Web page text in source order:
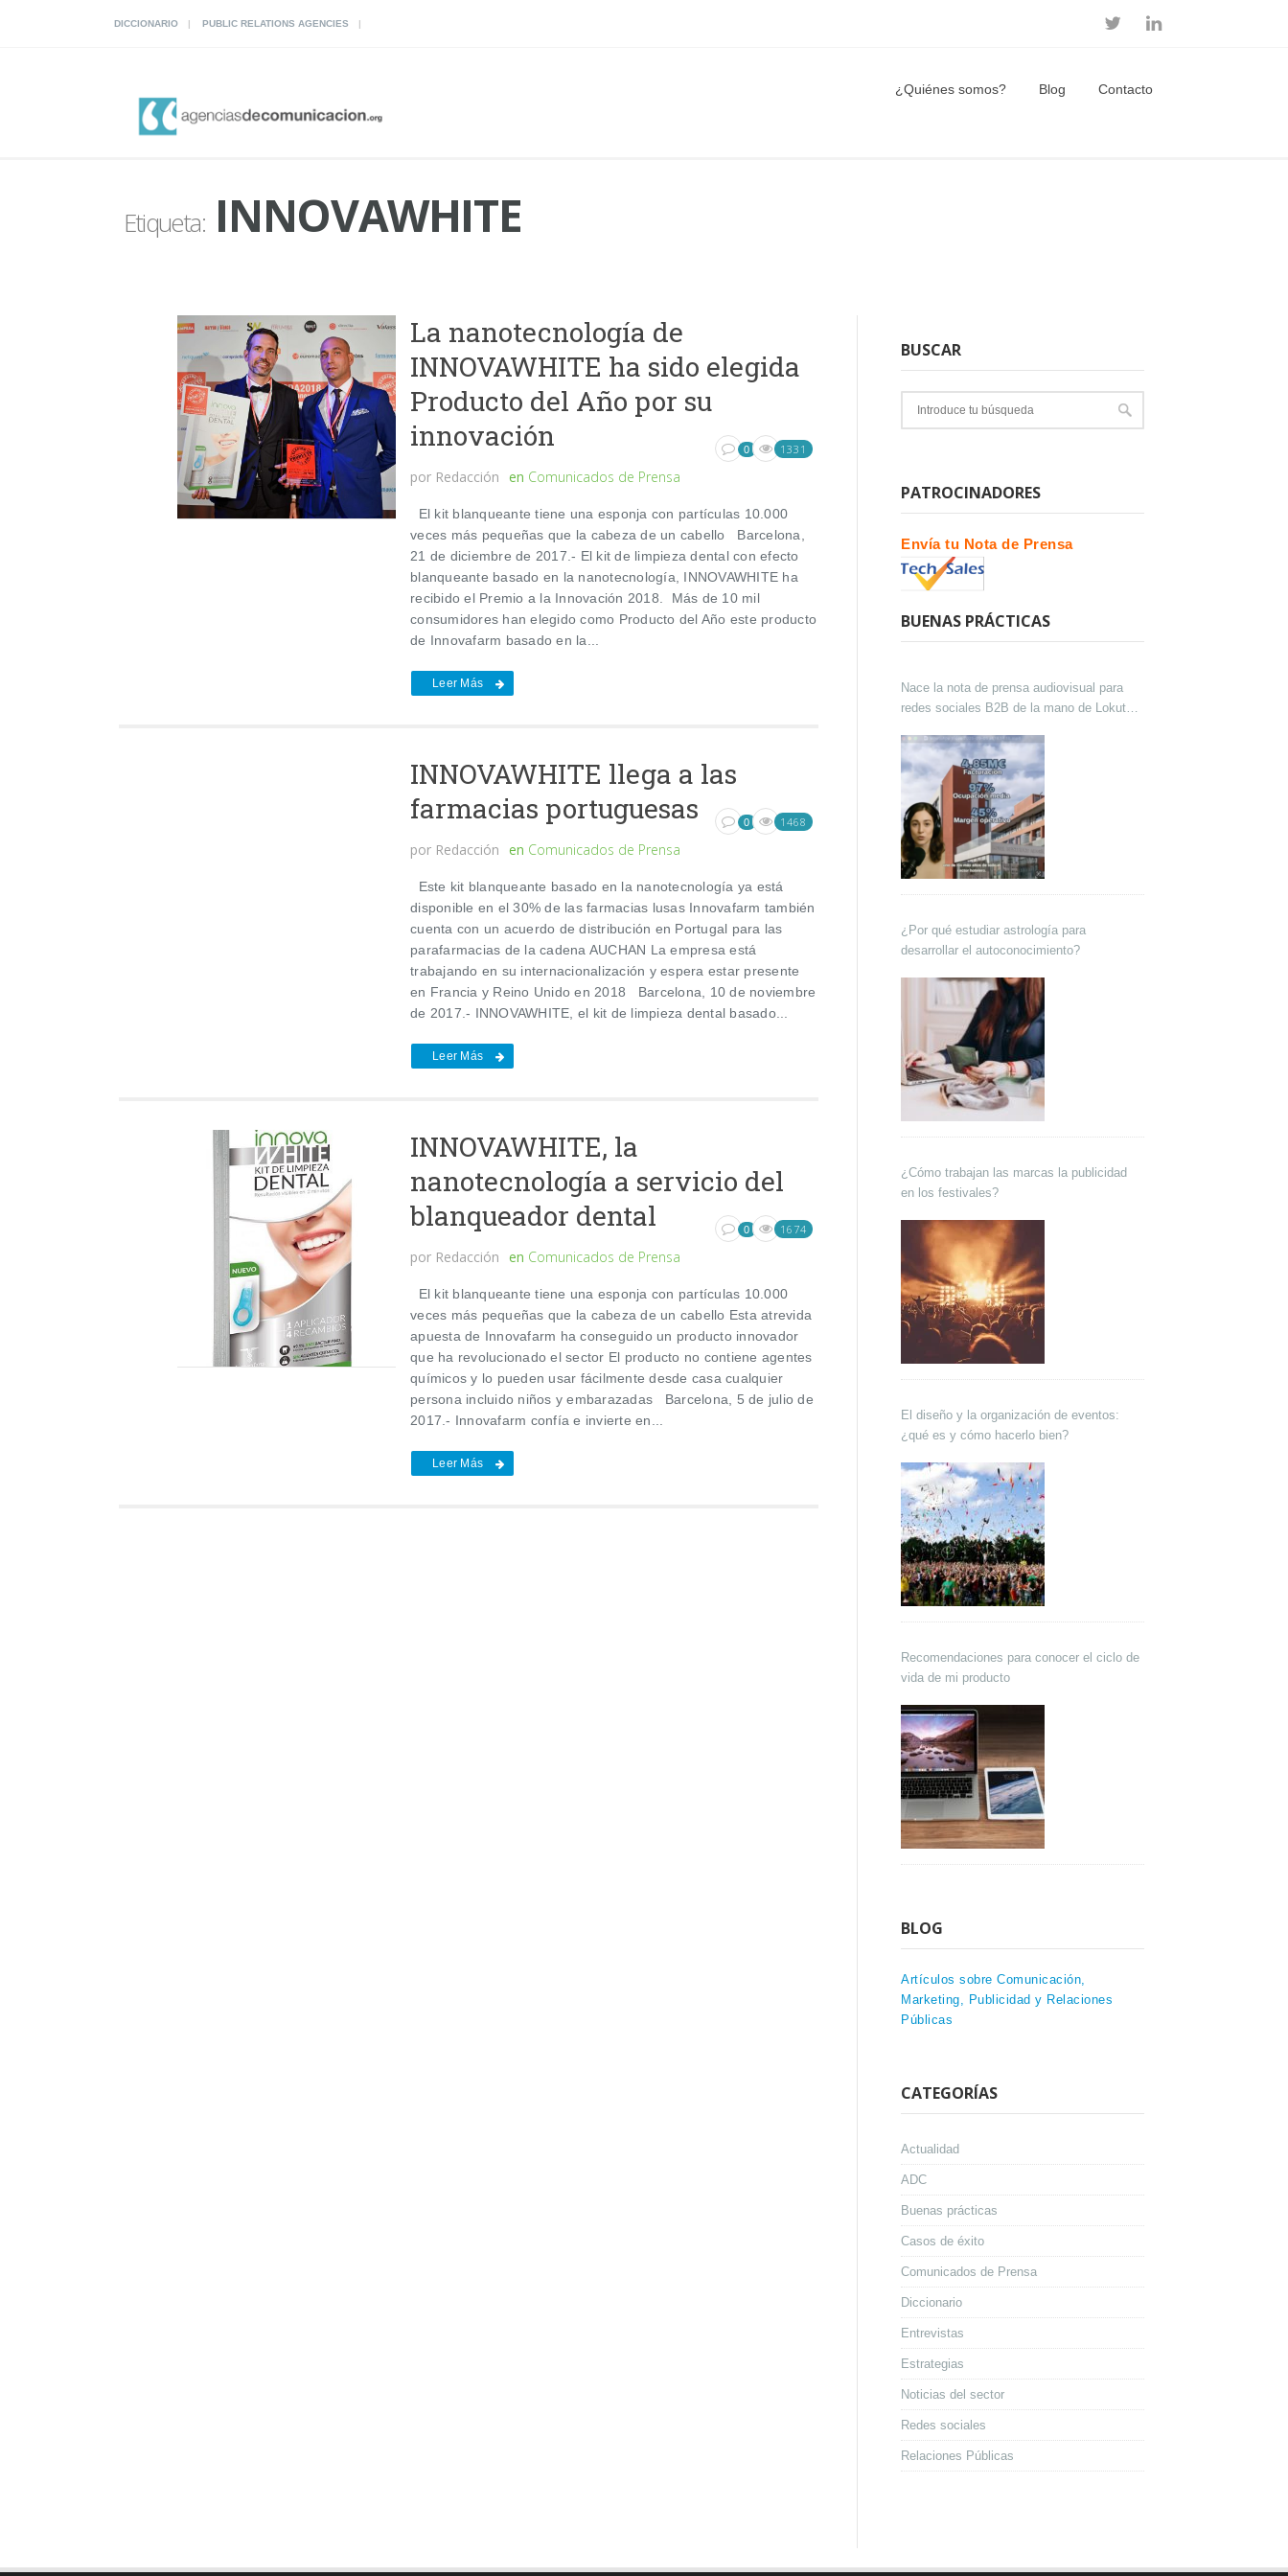
DICCIONARIO PUBLIC RELATIONS AGENCIES
¿Quiénes somos? Blog Contacto
Etiqueta:INNOVAWHITE
La nanotecnología de
INNOVAWHITE ha sido elegida
Producto del Año por su
innovación
por Redacción en Comunicados de Prensa
0 1331
El kit blanqueante tiene una esponja con partículas 10.000
veces más pequeñas que la cabeza de un cabello Barcelona,
21 de diciembre de 2017.- El kit de limpieza dental con efecto
blanqueante basado en la nanotecnología, INNOVAWHITE ha
recibido el Premio a la Innovación 2018. Más de 10 mil
consumidores han elegido como Producto del Año este producto
de Innovafarm basado en la...
Leer Más
INNOVAWHITE llega a las
farmacias portuguesas
por Redacción en Comunicados de Prensa
0 1468
Este kit blanqueante basado en la nanotecnología ya está
disponible en el 30% de las farmacias lusas Innovafarm también
cuenta con un acuerdo de distribución en Portugal para las
parafarmacias de la cadena AUCHAN La empresa está
trabajando en su internacionalización y espera estar presente
en Francia y Reino Unido en 2018 Barcelona, 10 de noviembre
de 2017.- INNOVAWHITE, el kit de limpieza dental basado...
Leer Más
INNOVAWHITE, la
nanotecnología a servicio del
blanqueador dental
por Redacción en Comunicados de Prensa
0 1674
El kit blanqueante tiene una esponja con partículas 10.000
veces más pequeñas que la cabeza de un cabello Esta atrevida
apuesta de Innovafarm ha conseguido un producto innovador
que ha revolucionado el sector El producto no contiene agentes
químicos y lo pueden usar fácilmente desde casa cualquier
persona incluido niños y embarazadas Barcelona, 5 de julio de
2017.- Innovafarm confía e invierte en...
Leer Más
BUSCAR
PATROCINADORES
Envía tu Nota de Prensa
BUENAS PRÁCTICAS
Nace la nota de prensa audiovisual para
redes sociales B2B de la mano de Lokutor
¿Por qué estudiar astrología para
desarrollar el autoconocimiento?
¿Cómo trabajan las marcas la publicidad
en los festivales?
El diseño y la organización de eventos:
¿qué es y cómo hacerlo bien?
Recomendaciones para conocer el ciclo de
vida de mi producto
BLOG
Artículos sobre Comunicación,
Marketing, Publicidad y Relaciones
Públicas
CATEGORÍAS
Actualidad
ADC
Buenas prácticas
Casos de éxito
Comunicados de Prensa
Diccionario
Entrevistas
Estrategias
Noticias del sector
Redes sociales
Relaciones Públicas